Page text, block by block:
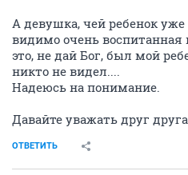
А девушка, чей ребенок уже
видимо очень
это, не дай Бог, был мой
никто не видел....
Надеюсь на понимание.
Давайте уважать друг
ОТВЕТИТЬ